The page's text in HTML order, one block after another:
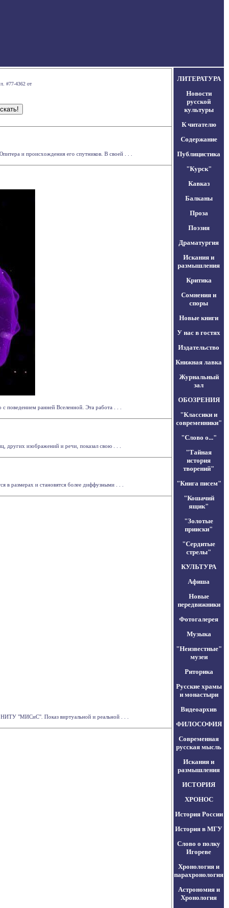
#77-4362 от
и происхождения его спутников. В своей . . .
поведением ранней Вселенной. Эта работа . . .
других изображений и речи, показал свою . . .
в размерах и становятся более диффузными . . .
НИТУ "МИСиС". Показ виртуальной и реальной . . .
ЛИТЕРАТУРА
Новости
русской
культуры
К читателю
Содержание
Публицистика
"Курск"
Кавказ
Балканы
Проза
Поэзия
Драматургия
Искания и
размышления
Критика
Сомнения и
споры
Новые книги
У нас в гостях
Издательство
Книжная лавка
Журнальный
зал
ОБОЗРЕНИЯ
"Классики и
современники"
"Слово о..."
"Тайная
история
творений"
"Книга писем"
"Кошачий
ящик"
"Золотые
прииски"
"Сердитые
стрелы"
КУЛЬТУРА
Афиша
Новые
передвижники
Фотогалерея
Музыка
"Неизвестные"
музеи
Риторика
Русские храмы
и монастыри
Видеоархив
ФИЛОСОФИЯ
Современная
русская мысль
Искания и
размышления
ИСТОРИЯ
ХРОНОС
История России
История в МГУ
Слово о полку
Игореве
Хронология и
парахронология
Астрономия и
Хронология